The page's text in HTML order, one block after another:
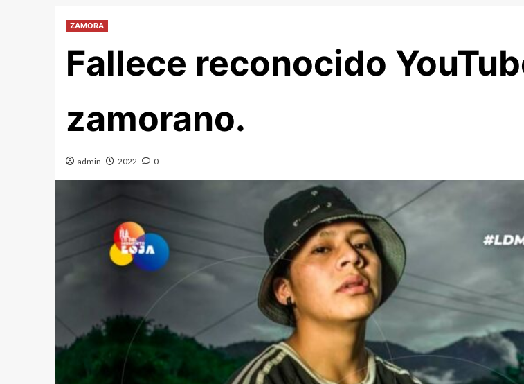
ZAMORA
Fallece reconocido
zamorano.
admin 2022 0